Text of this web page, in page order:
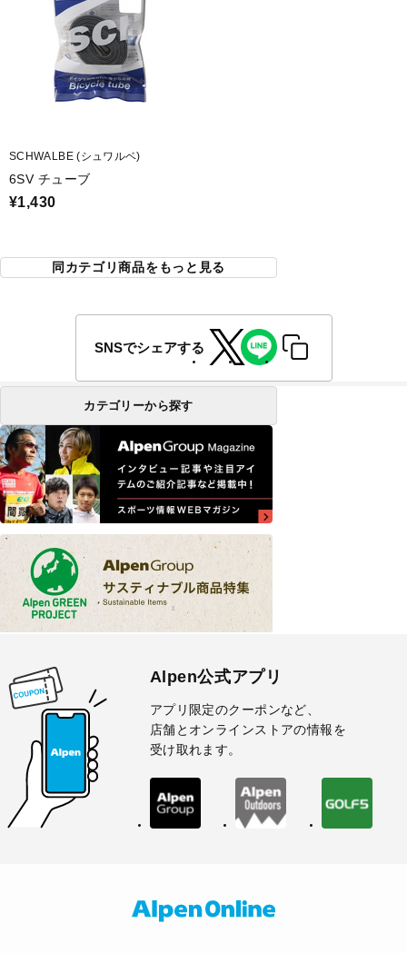
SCHWALBE (シュワルベ)
6SV チューブ
¥1,430
同カテゴリ商品をもっと見る
SNSでシェアする
カテゴリーから探す
Alpen公式アプリ
アプリ限定のクーポンなど、
店舗とオンラインストアの情報を
受け取れます。